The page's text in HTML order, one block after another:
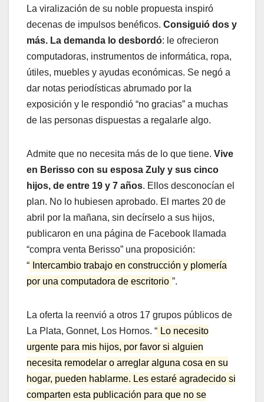
La viralización de su noble propuesta inspiró
decenas de impulsos benéficos. Consiguió dos y
más. La demanda lo desbordó: le ofrecieron
computadoras, instrumentos de informática, ropa,
útiles, muebles y ayudas económicas. Se negó a
dar notas periodísticas abrumado por la
exposición y le respondió “no gracias” a muchas
de las personas dispuestas a regalarle algo.
Admite que no necesita más de lo que tiene. Vive
en Berisso con su esposa Zuly y sus cinco
hijos, de entre 19 y 7 años. Ellos desconocían el
plan. No lo hubiesen aprobado. El martes 20 de
abril por la mañana, sin decírselo a sus hijos,
publicaron en una página de Facebook llamada
“compra venta Berisso” una proposición:
“ Intercambio trabajo en construcción y plomería
por una computadora de escritorio ”.
La oferta la reenvió a otros 17 grupos públicos de
La Plata, Gonnet, Los Hornos. “ Lo necesito
urgente para mis hijos, por favor si alguien
necesita remodelar o arreglar alguna cosa en su
hogar, pueden hablarme. Les estaré agradecido si
comparten esta publicación para que no se